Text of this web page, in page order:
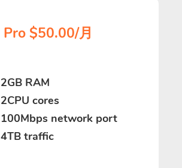
Pro $50.00/月
2GB RAM
2CPU cores
100Mbps network port
4TB traffic